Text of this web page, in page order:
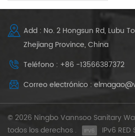
Add : No. 2 Hongsun Rd, Lubu
Zhejiang Province, China
Teléfono : +86 -13566387372
Correo electrónico :
© 2026 Ningbo Vannsoo Sanitary
todos los derechos .
IPv6 RED